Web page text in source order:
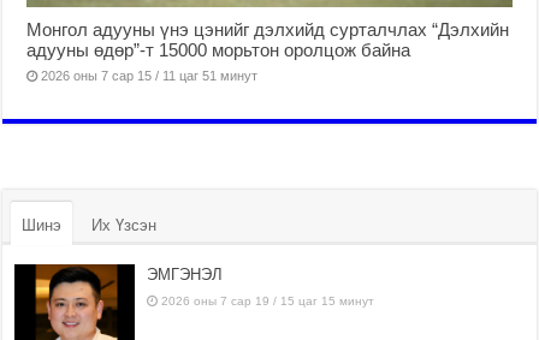
Монгол адууны үнэ цэнийг дэлхийд сурталчлах “Дэлхийн
адууны өдөр”-т 15000 морьтон оролцож байна
2026 оны 7 сар 15 / 11 цаг 51 минут
Шинэ Их Үзсэн
ЭМГЭНЭЛ
2026 оны 7 сар 19 / 15 цаг 15 минут